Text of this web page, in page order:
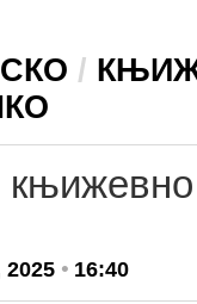
/
2025• 16:40